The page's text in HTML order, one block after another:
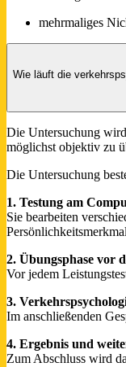
mehrmaliges
Wie läuft die
Die Untersuchung
möglichst objektiv zu
Die Untersuchung
1. Testung am
Sie bearbeiten
2. Übungsphase vor
Vor jedem
3.
Im anschließenden
4. Ergebnis und
Zum Abschluss wird